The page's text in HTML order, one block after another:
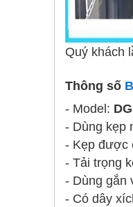
Quý khách
Thông số
- Model:
- Dùng kẹp
- Kẹp được
- Tải trọng
- Dùng gắn
- Có dây